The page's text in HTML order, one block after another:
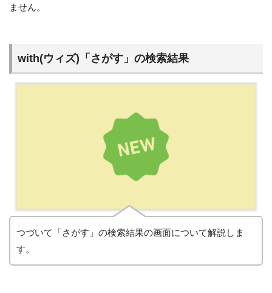
ません。
with(ウィズ)「さがす」の検索結果
つづいて「さがす」の検索結果の画面について解説しま
す。